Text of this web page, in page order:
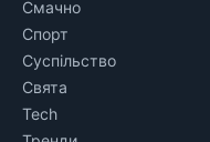
Смачно
Спорт
Суспільство
Свята
Tech